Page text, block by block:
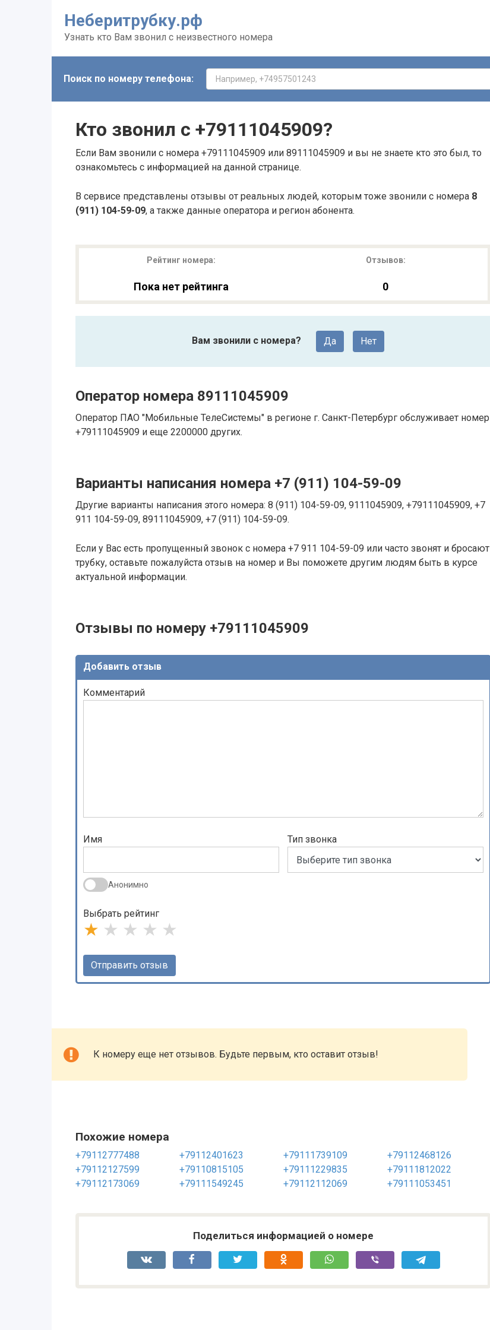
Неберитрубку.рф
Узнать кто Вам звонил с неизвестного номера
Поиск по номеру телефона:
Кто звонил с +79111045909?
Если Вам звонили с номера +79111045909 или 89111045909 и вы не знаете кто это был, то
ознакомьтесь с информацией на данной странице.
В сервисе представлены отзывы от реальных людей, которым тоже звонили с номера 8
(911) 104-59-09, а также данные оператора и регион абонента.
Рейтинг номера:
Пока нет рейтинга
Отзывов:
0
Вам звонили с номера? Да Нет
Оператор номера 89111045909
Оператор ПАО "Мобильные ТелеСистемы" в регионе г. Санкт-Петербург обслуживает номер
+79111045909 и еще 2200000 других.
Варианты написания номера +7 (911) 104-59-09
Другие варианты написания этого номера: 8 (911) 104-59-09, 9111045909, +79111045909, +7
911 104-59-09, 89111045909, +7 (911) 104-59-09.
Если у Вас есть пропущенный звонок с номера +7 911 104-59-09 или часто звонят и бросают
трубку, оставьте пожалуйста отзыв на номер и Вы поможете другим людям быть в курсе
актуальной информации.
Отзывы по номеру +79111045909
Добавить отзыв
Комментарий
Имя
Анонимно
Тип звонка
Выбрать рейтинг
★ ★ ★ ★ ★
К номеру еще нет отзывов. Будьте первым, кто оставит отзыв!
Похожие номера
+79112777488 +79112401623 +79111739109
+79112468126
+79112127599
+79110815105 +79111229835
+79111812022
+79112173069
+79111549245 +79112112069 +79111053451
Поделиться информацией о номере